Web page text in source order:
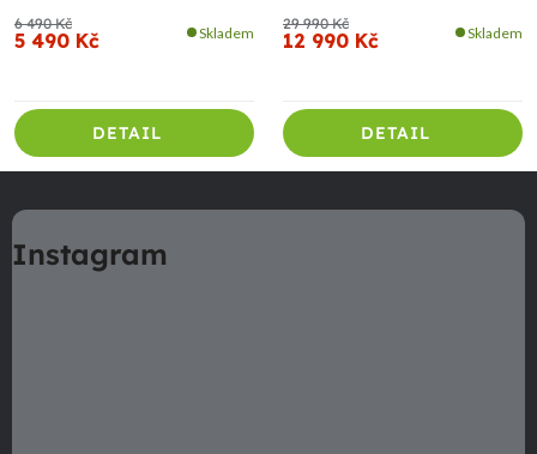
6 490 Kč
5 490 Kč Skladem
DETAIL
29 990 Kč
12 990 Kč Skladem
DETAIL
á
pInstagram